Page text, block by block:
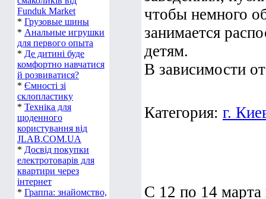
Funduk Market
* Грузовые шины
* Анальные игрушки
для первого опыта
* Де дитині буде
комфортно навчатися
й розвиватися?
* Ємності зі
склопластику
* Техніка для
щоденного
користування від
JLAB.COM.UA
* Досвід покупки
електротоварів для
квартири через
інтернет
* Граппа: знайомство,
чтобы немного
занимается
детям.
В зависимости
Категория: г.
С 12 по 14 марта